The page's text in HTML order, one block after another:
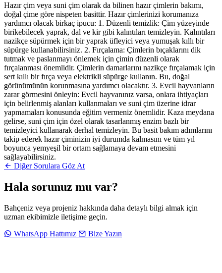
Hazır çim veya suni çim olarak da bilinen hazır çimlerin bakımı,
doğal çime göre nispeten basittir. Hazır çimlerinizi korumanıza
yardımcı olacak birkaç ipucu: 1. Düzenli temizlik: Çim yüzeyinde
birikebilecek yaprak, dal ve kir gibi kalıntıları temizleyin. Kalıntıları
nazikçe süpürmek için bir yaprak üfleyici veya yumuşak kıllı bir
süpürge kullanabilirsiniz. 2. Fırçalama: Çimlerin bıçaklarını dik
tutmak ve paslanmayı önlemek için çimin düzenli olarak
fırçalanması önemlidir. Çimlerin damarlarını nazikçe fırçalamak için
sert kıllı bir fırça veya elektrikli süpürge kullanın. Bu, doğal
görünümünün korunmasına yardımcı olacaktır. 3. Evcil hayvanların
zarar görmesini önleyin: Evcil hayvanınız varsa, onlara ihtiyaçları
için belirlenmiş alanları kullanmaları ve suni çim üzerine idrar
yapmamaları konusunda eğitim vermeniz önemlidir. Kaza meydana
gelirse, suni çim için özel olarak tasarlanmış enzim bazlı bir
temizleyici kullanarak derhal temizleyin. Bu basit bakım adımlarını
takip ederek hazır çiminizin iyi durumda kalmasını ve tüm yıl
boyunca yemyeşil bir ortam sağlamaya devam etmesini
sağlayabilirsiniz.
Diğer Sorulara Göz At
Hala sorunuz mu var?
Bahçeniz veya projeniz hakkında daha detaylı bilgi almak için
uzman ekibimizle iletişime geçin.
WhatsApp Hattımız
Bize Yazın